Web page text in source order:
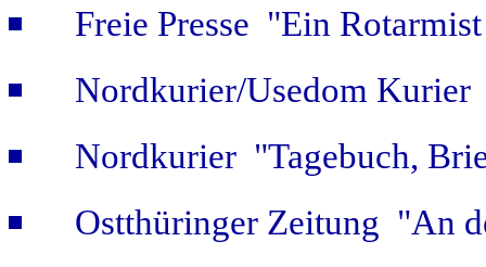
Freie Presse "Ein
Nordkurier/Usedom
Nordkurier "Tagebuch,
Ostthüringer Zeitung "An